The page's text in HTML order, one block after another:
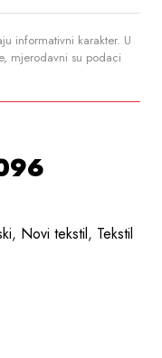
informativni karakter. U
mjerodavni su podaci
, Novi tekstil, Tekstil